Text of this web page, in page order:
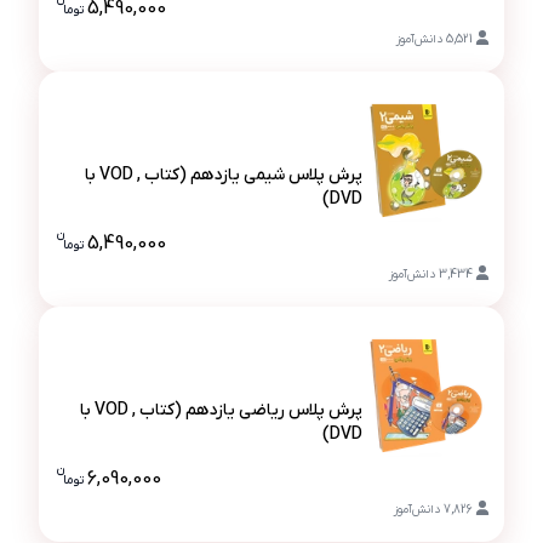
5,521 دانش‌آموز
5,490,000 توما
3,434 دانش‌آموز
پرش پلاس شیمی یازدهم (کتاب , VOD با
DVD)
5,490,000 توما
ن
7,826 دانش‌آموز
پرش پلاس ریاضی یازدهم (کتاب , VOD با
DVD)
6,090,000 توما
ن